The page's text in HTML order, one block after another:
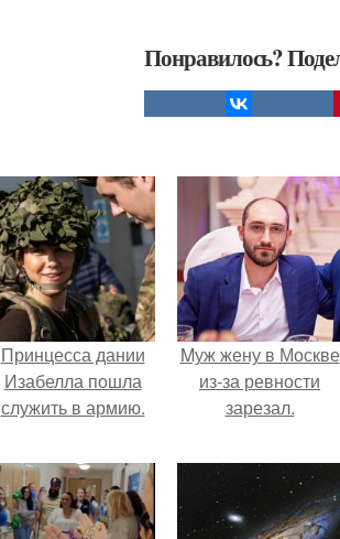
Понравилось?
Принцесса дании
Изабелла пошла
служить в армию.
Mуж жену в Москве
из-за ревности
зарезал.